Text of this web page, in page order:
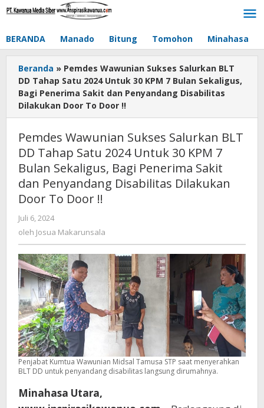
Lewati
BERANDA Manado Bitung Tomohon Minahasa
Beranda » Pemdes Wawunian Sukses Salurkan BLT
DD Tahap Satu 2024 Untuk 30 KPM 7 Bulan Sekaligus,
Bagi Penerima Sakit dan Penyandang Disabilitas
Dilakukan Door To Door !!
Pemdes Wawunian Sukses Salurkan BLT
DD Tahap Satu 2024 Untuk 30 KPM 7
Bulan Sekaligus, Bagi Penerima Sakit
dan Penyandang Disabilitas Dilakukan
Door To Door !!
Juli 6, 2024
Josua
oleh Josua Makarunsala
Penjabat Kumtua Wawunian Midsal Tamusa STP saat menyerahkan
BLT DD untuk penyandang disabilitas langsung dirumahnya.
Minahasa Utara,